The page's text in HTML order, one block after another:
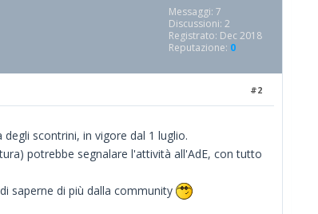
Messaggi: 7
Discussioni: 2
Registrato: Dec 2018
Reputazione: 0
#2
scontrini, in vigore dal 1 luglio.
potrebbe segnalare l'attività all'AdE, con tutto
saperne di più dalla community